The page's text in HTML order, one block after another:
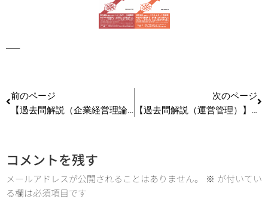
—–
前のページ
【過去問解説（企業経営理論）】Ｈ26 第4問 外部組織との連携と統合
次のページ
【過去問解説（運営管理）】Ｈ25 第20問 生産方式
コメントを残す
メールアドレスが公開されることはありません。 ※ が付いてい
る欄は必須項目です